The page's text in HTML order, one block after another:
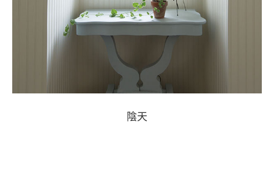
陰天